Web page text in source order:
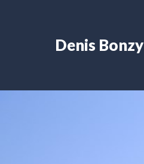
Denis Bonzy